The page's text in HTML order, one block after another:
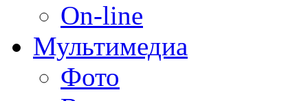
On-line
Мультимедиа
Фото